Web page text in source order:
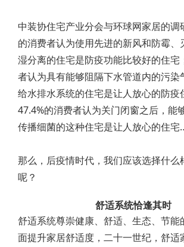
中装协住宅产业分会与环球网家居的调
的消费者认为使用先进的新风和防霉、
湿分离的住宅是防疫功能比较好的住宅
者认为具有能够阻隔下水管道内的污染
给水排水系统的住宅是让人放心的防疫
47.4%的消费者认为关门闭窗之后，能
传播细菌的这种住宅是让人放心的住
那么，后疫情时代，我们应该选择什么
呢？
舒适系统恰逢其时
舒适系统尊崇健康、舒适、生态、节能
面提升家居舒适度，二十一世纪，舒适